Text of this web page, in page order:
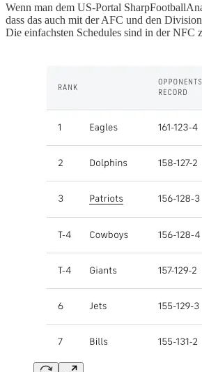
Wenn man dem US-Portal
dass das auch mit der AFC und den
Die einfachsten Schedules sind in der NFC